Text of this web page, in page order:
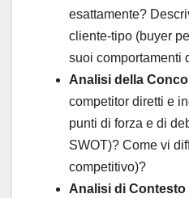
esattamente?
cliente-tipo (buyer
suoi comportamenti
Analisi della
competitor diretti e
punti di forza e di
SWOT)? Come vi
competitivo)?
Analisi di Contesto